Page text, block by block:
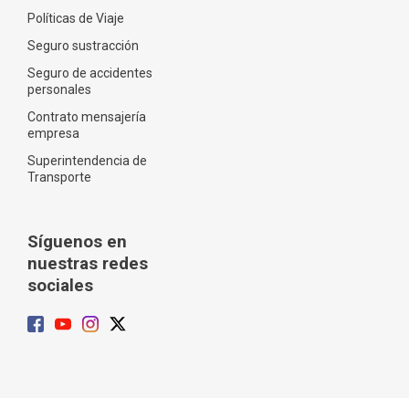
Políticas de Viaje
Seguro sustracción
Seguro de accidentes
personales
Contrato mensajería
empresa
Superintendencia de
Transporte
Síguenos en
nuestras redes
sociales